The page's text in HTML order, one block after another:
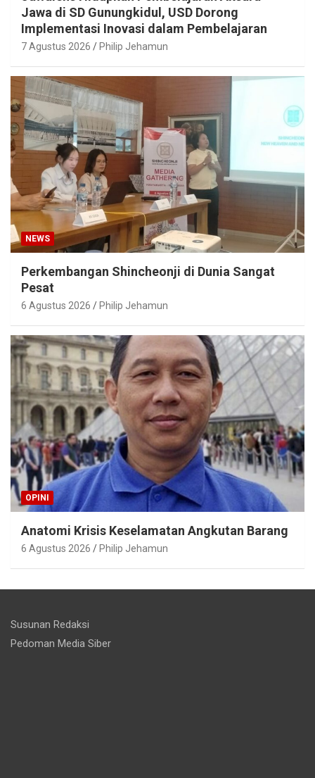
Jawa di SD Gunungkidul, USD Dorong
Implementasi Inovasi dalam Pembelajaran
7 Agustus 2026 Philip Jehamun
NEWS
Perkembangan Shincheonji di Dunia Sangat
Pesat
6 Agustus 2026 Philip Jehamun
OPINI
Anatomi Krisis Keselamatan Angkutan Barang
6 Agustus 2026 Philip Jehamun
Susunan Redaksi
Pedoman Media Siber